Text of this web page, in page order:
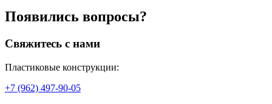
Появились вопросы?
Свяжитесь с нами
Пластиковые конструкции:
+7 (962) 497-90-05